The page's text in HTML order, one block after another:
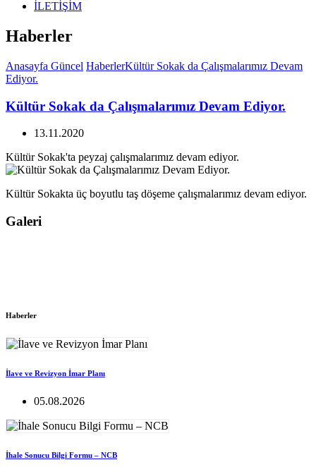
İLETİŞİM
Haberler
Anasayfa Güncel HaberlerKültür Sokak da Çalışmalarımız Devam
Ediyor.
Kültür Sokak da Çalışmalarımız Devam Ediyor.
13.11.2020
Kültür Sokak'ta peyzaj çalışmalarımız devam ediyor.
Kültür Sokakta üç boyutlu taş döşeme çalışmalarımız devam ediyor.
Galeri
Haberler
İlave ve Revizyon İmar Planı
05.08.2026
İhale Sonucu Bilgi Formu – NCB